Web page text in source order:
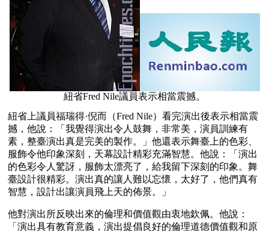
紐省Fred Nile議員表示相當震撼。
紐省上議員福瑞得·倪而（Fred Nile）看完演出後表示相當震
撼，他說：「我覺得演出令人鼓舞，非常美，演員訓練有
素，整臺演出真是完美的製作。」他還表示舞臺上的色彩、
服飾令他印象深刻，天幕設計精彩充滿智慧。他說：「演出
的色彩令人驚訝，服飾太漂亮了，給我留下深刻的印象。舞
臺設計很精彩。演出真的讓人難以忘懷，太好了，他們真有
智慧，設計出讓演員飛上天的佈景。」
他對演出所反映出來的倫理和價值觀由衷地欽佩。他說：
「演出具有教育意義，演出提倡良好的倫理道德價值觀和原